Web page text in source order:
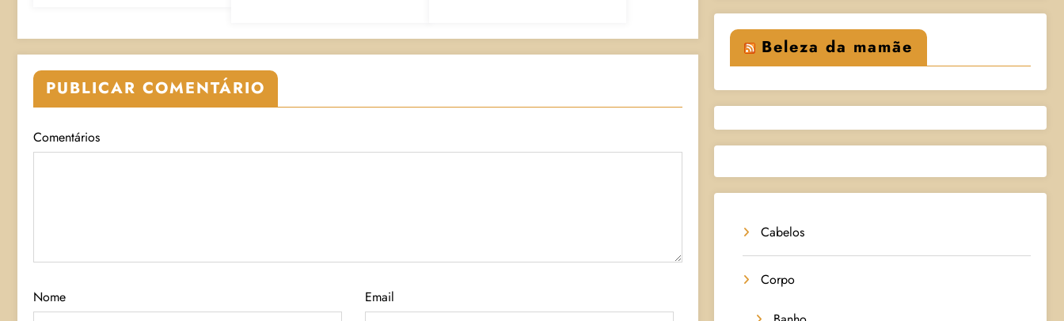
PUBLICAR COMENTÁRIO
Comentários
Nome Email
Beleza da mamãe
Cabelos
Corpo